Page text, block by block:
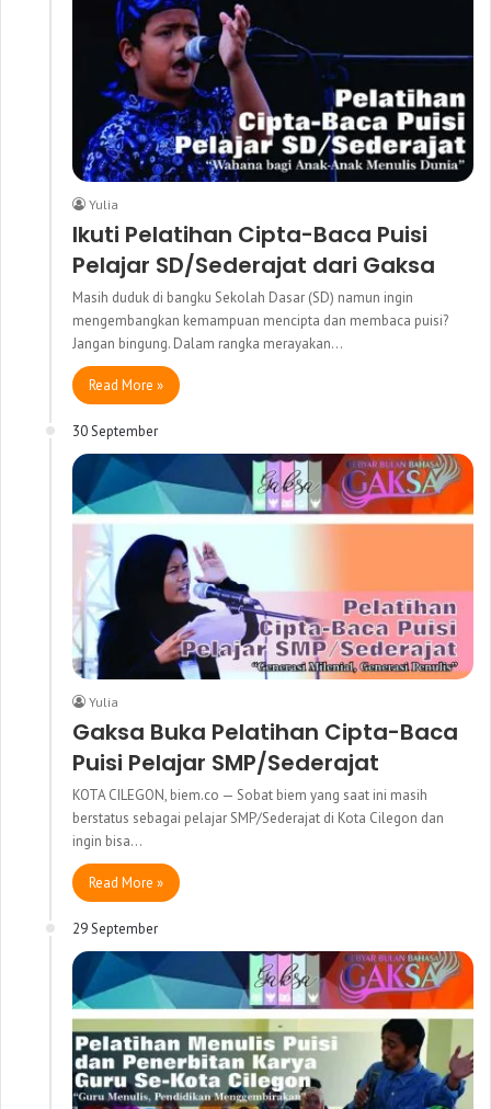
Yulia
Ikuti Pelatihan Cipta-Baca Puisi
Pelajar SD/Sederajat dari Gaksa
Masih duduk di bangku Sekolah Dasar (SD) namun ingin
mengembangkan kemampuan mencipta dan membaca puisi?
Jangan bingung. Dalam rangka merayakan…
Read More »
30 September
Yulia
Gaksa Buka Pelatihan Cipta-Baca
Puisi Pelajar SMP/Sederajat
KOTA CILEGON, biem.co — Sobat biem yang saat ini masih
berstatus sebagai pelajar SMP/Sederajat di Kota Cilegon dan
ingin bisa…
Read More »
29 September